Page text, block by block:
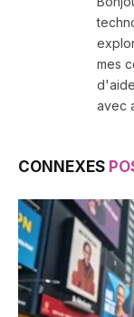
mes
avec
CONNEXES